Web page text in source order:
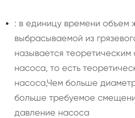
: в единицу времени объем
выбрасываемой из
называется
насоса, то есть
насоса,Чем больше
больше требуемое
давление насоса